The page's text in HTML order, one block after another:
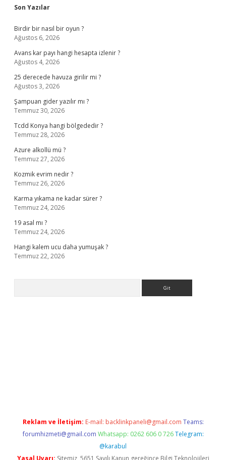
Son Yazılar
Birdir bir nasıl bir oyun ?
Ağustos 6, 2026
Avans kar payı hangi hesapta izlenir ?
Ağustos 4, 2026
25 derecede havuza girilir mi ?
Ağustos 3, 2026
Şampuan gider yazılır mı ?
Temmuz 30, 2026
Tcdd Konya hangi bölgededir ?
Temmuz 28, 2026
Azure alkollü mü ?
Temmuz 27, 2026
Kozmik evrim nedir ?
Temmuz 26, 2026
Karma yıkama ne kadar sürer ?
Temmuz 24, 2026
19 asal mı ?
Temmuz 24, 2026
Hangi kalem ucu daha yumuşak ?
Temmuz 22, 2026
Reklam ve İletişim: E-mail: backlinkpaneli@gmail.com Teams:
forumhizmeti@gmail.com Whatsapp: 0262 606 0 726 Telegram:
@karabul
Yasal Uyarı: Sitemiz, 5651 Sayılı Kanun gereğince Bilgi Teknolojileri